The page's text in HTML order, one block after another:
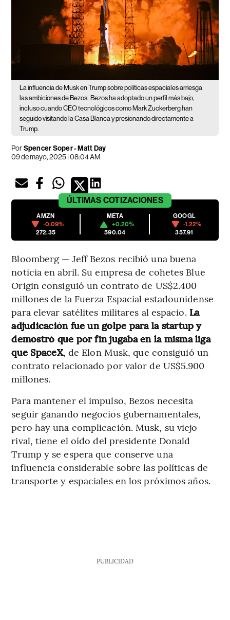
La influencia de Musk en Trump sobre políticas espaciales arriesga
las ambiciones de Bezos. Bezos ha adoptado un perfil más bajo,
incluso cuando CEO tecnológicos como Mark Zuckerberg han
seguido visitando la Casa Blanca y presionando directamente a
Trump.
PorSpencer Soper - Matt Day
09 de mayo, 2025 | 08:04 AM
ÚLTIMAS COTIZACIONES
AMZN
-0.09%
272.35
META
+0.20%
590.04
GOOGL
-1.22%
357.91
Bloomberg — Jeff Bezos recibió una buena
noticia en abril. Su empresa de cohetes Blue
Origin consiguió un contrato de US$2.400
millones de la Fuerza Espacial estadounidense
para elevar satélites militares al espacio.La
adjudicación fue un golpe para la startup y
demostró que por fin jugaba en la misma liga
que SpaceX, de Elon Musk, que consiguió un
contrato relacionado por valor de US$5.900
millones.
Para mantener el impulso, Bezos necesita
seguir ganando negocios gubernamentales,
pero hay una complicación. Musk, su viejo
rival, tiene el oído del presidente Donald
Trump y se espera que conserve una
influencia considerable sobre las políticas de
transporte y espaciales en los próximos años.
PUBLICIDAD